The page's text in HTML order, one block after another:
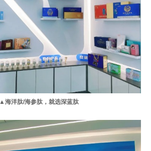
▲海洋肽/海参肽，就选深蓝肽